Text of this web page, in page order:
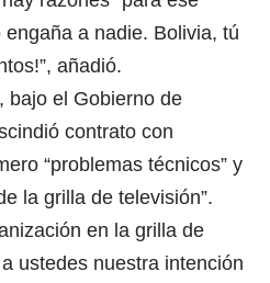
engaña a nadie. Bolivia, tú
añadió.
bajo el Gobierno de
contrato con
“problemas técnicos” y
la grilla de televisión”.
en la grilla de
ustedes nuestra intención